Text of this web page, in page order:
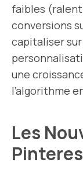
faibles
conversions
capitaliser
une
l’algorithme
Les